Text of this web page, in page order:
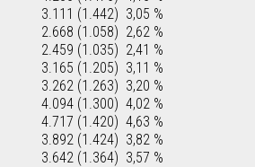
3.111 (1.442) 3,05 %
2.668 (1.058) 2,62 %
2.459 (1.035) 2,41 %
3.165 (1.205) 3,11 %
3.262 (1.263) 3,20 %
4.094 (1.300) 4,02 %
4.717 (1.420) 4,63 %
3.892 (1.424) 3,82 %
3.642 (1.364) 3,57 %